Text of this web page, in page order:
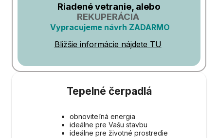
Riadené vetranie, alebo
REKUPERÁCIA
Vypracujeme návrh ZADARMO
Bližšie informácie nájdete TU
Tepelné čerpadlá
obnoviteľná energia
ideálne pre Vašu stavbu
ideálne pre životné prostredie